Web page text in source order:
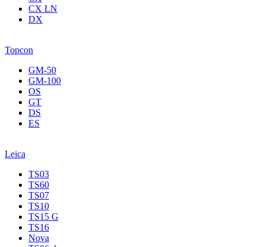
CX LN
DX
Topcon
GM-50
GM-100
OS
GT
DS
ES
Leica
TS03
TS60
TS07
TS10
TS15 G
TS16
Nova